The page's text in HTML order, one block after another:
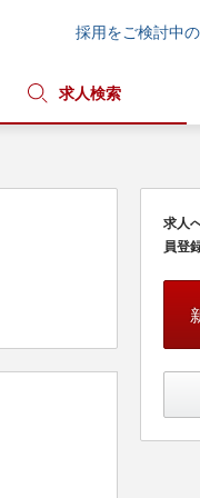
採用をご検討中
求人検索
求人
員登